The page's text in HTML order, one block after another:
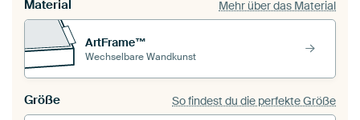
Material Mehr über das Material
ArtFrame™
Wechselbare Wandkunst
Größe So findest du die perfekte Größe